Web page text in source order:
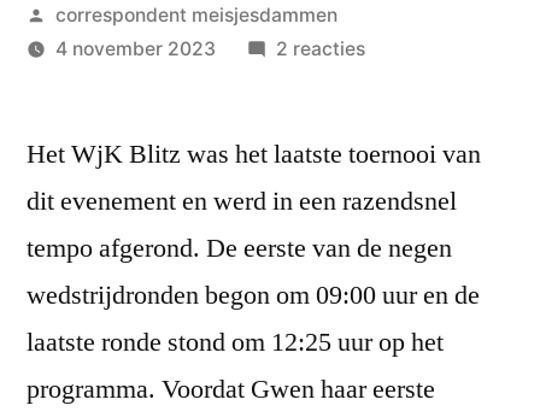
Geplaatst
door
correspondent meisjesdammen
4 november 2023
2 reactiesop
In
middenmoot!
Het WjK Blitz was het laatste toernooi van
dit evenement en werd in een razendsnel
tempo afgerond. De eerste van de negen
wedstrijdronden begon om 09:00 uur en de
laatste ronde stond om 12:25 uur op het
programma. Voordat Gwen haar eerste